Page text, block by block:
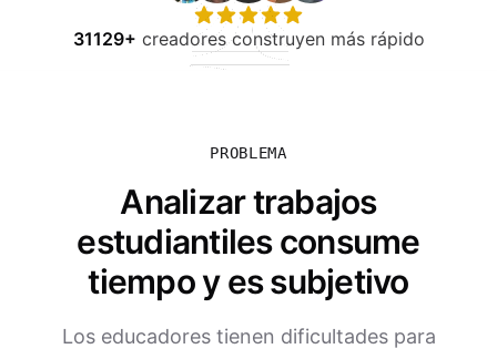
31129+ creadores construyen más rápido
PROBLEMA
Analizar trabajos
estudiantiles consume
tiempo y es subjetivo
Los educadores tienen dificultades para